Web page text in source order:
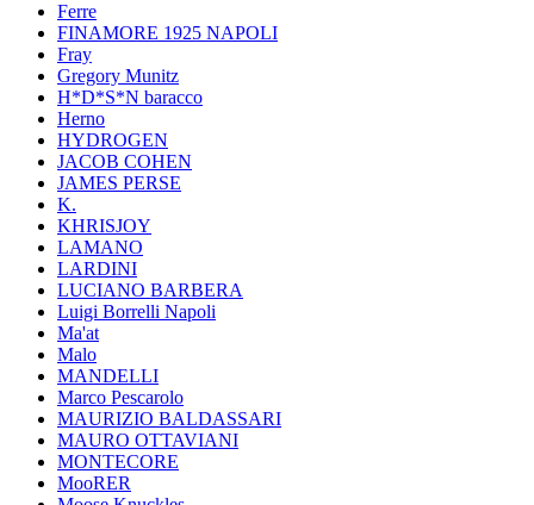
Ferre
FINAMORE 1925 NAPOLI
Fray
Gregory Munitz
H*D*S*N baracco
Herno
HYDROGEN
JACOB COHEN
JAMES PERSE
K.
KHRISJOY
LAMANO
LARDINI
LUCIANO BARBERA
Luigi Borrelli Napoli
Ma'at
Malo
MANDELLI
Marco Pescarolo
MAURIZIO BALDASSARI
MAURO OTTAVIANI
MONTECORE
MooRER